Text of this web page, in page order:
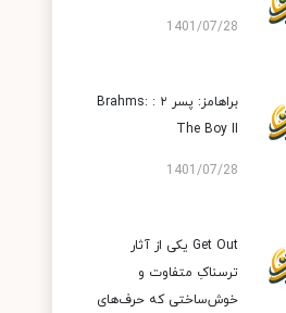
1401/07/28
براهامز: پسر ۲ : Brahms:
The Boy II
1401/07/28
Get Out یکی از آثار
ترسناکِ متفاوت و
خوش‌ساختی که حرف‌های